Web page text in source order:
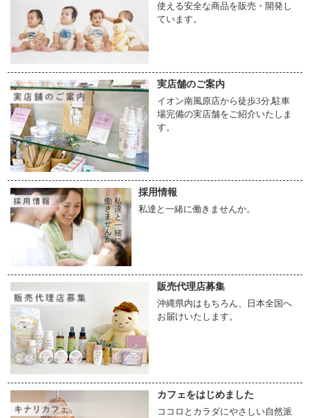
使える安全な商品を販売・開発し
ています。
実店舗のご案内
イオン南風原店から徒歩3分,駐車
場完備の実店舗をご紹介いたしま
す。
採用情報
私達と一緒に働きませんか。
販売代理店募集
沖縄県内はもちろん、日本全国へ
お届けいたします。
カフェをはじめました
ココロとカラダにやさしい自然派